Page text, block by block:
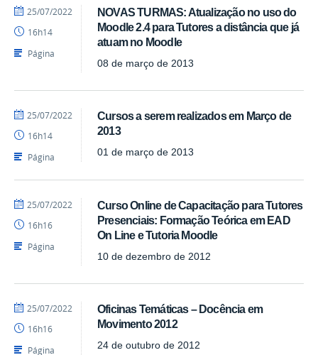
NOVAS TURMAS: Atualização no uso do
Moodle 2.4 para Tutores a distância que já
atuam no Moodle
08 de março de 2013
por
-
SEAD
publicado
25/07/2022
16h14
Página
Cursos a serem realizados em Março de
2013
01 de março de 2013
por
-
SEAD
publicado
25/07/2022
16h14
Página
Curso Online de Capacitação para Tutores
Presenciais: Formação Teórica em EAD
On Line e Tutoria Moodle
10 de dezembro de 2012
por
-
SEAD
publicado
25/07/2022
16h16
Página
Oficinas Temáticas – Docência em
Movimento 2012
24 de outubro de 2012
por
-
SEAD
publicado
25/07/2022
16h16
Página